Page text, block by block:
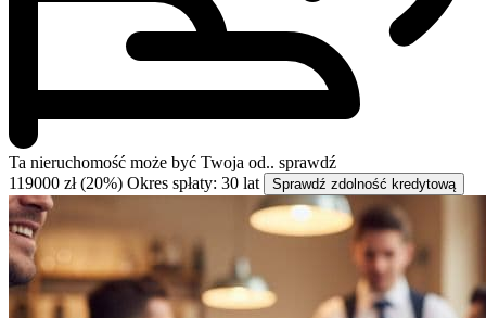
Ta nieruchomość może być Twoja od.. sprawdź
119000 zł (20%) Okres spłaty: 30 lat Sprawdź zdolność kredytową